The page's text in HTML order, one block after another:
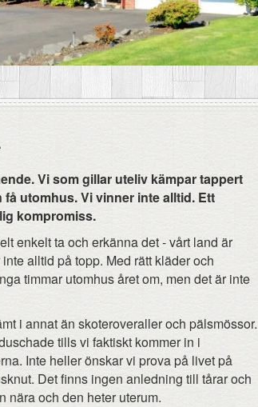
Vi som gillar uteliv kämpar tappert
utomhus. Vi vinner inte alltid. Ett
kompromiss.
enkelt ta och erkänna det - vårt land är
alltid på topp. Med rätt kläder och
timmar utomhus året om, men det är inte
i annat än skoteroveraller och pälsmössor.
tills vi faktiskt kommer in i
Inte heller önskar vi prova på livet på
Det finns ingen anledning till tårar och
nära och den heter uterum.